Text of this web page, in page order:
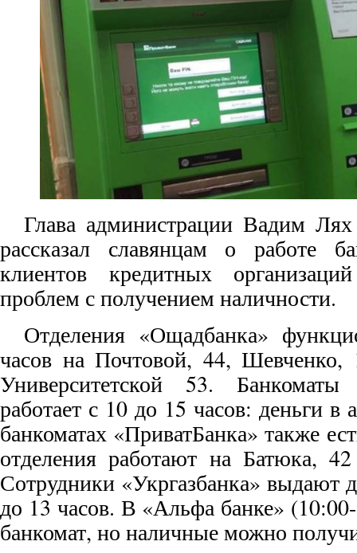
Глава администрации Вадим
рассказал славянцам о работе
клиентов кредитных
проблем с получением наличности.
Отделения «Ощадбанка»
часов на Почтовой, 44,
Университетской 53.
работает с 10 до 15 часов: деньги в
банкоматах «ПриватБанка» также
отделения работают на Батюка,
Сотрудники «Укргазбанка» выдают
до 13 часов. В «Альфа банке»
банкомат, но наличные можно